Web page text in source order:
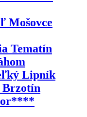
Mošovce
Tematín
Lipník
Brzotín